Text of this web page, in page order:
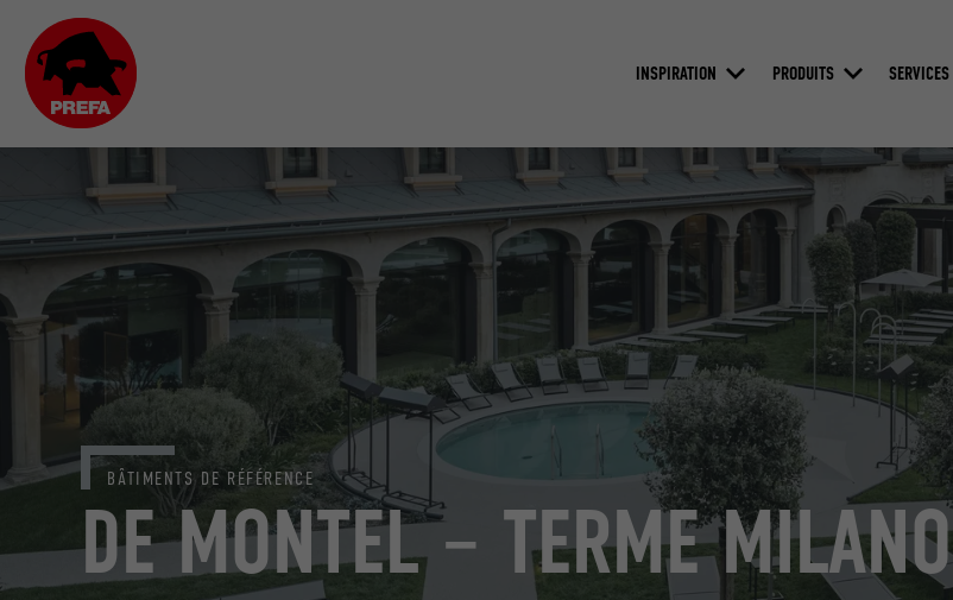
INSPIRATION PRODUITS SERVICES
DE MONTEL – TERME MILANO
BÂTIMENTS DE RÉFÉRENCE